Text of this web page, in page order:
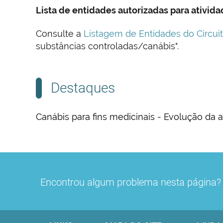
Lista de entidades autorizadas para
Consulte a Listagem de Entidades do
substâncias controladas/canábis".
Destaques
Canábis para fins medicinais - Evolução da
que
Atendendo às características destes
O cultivo, fabrico, comércio por grosso,
Encontrou algum problema nesta página?